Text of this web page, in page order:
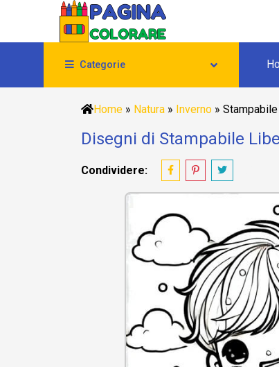
Categorie
Home » Natura » Inverno »
Disegni di Stampabile
Condividere: